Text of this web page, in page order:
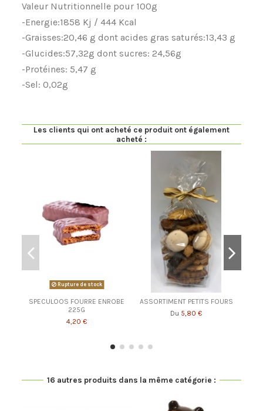
Valeur Nutritionnelle pour 100g
-Energie:1858 Kj / 444 Kcal
-Graisses:20,46 g dont acides gras saturés:13,43 g
-Glucides:57,32g dont sucres: 24,56g
-Protéines: 5,47 g
-Sel: 0,02g
Les clients qui ont acheté ce produit ont également
acheté :
Rupture de stock
SPECULOOS FOURRE ENROBE
225G
4,20 €
ASSORTIMENT PETITS FOURS
Du 5,80 €
16 autres produits dans la même catégorie :